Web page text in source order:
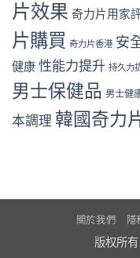
購
時
機〉
中
性
購
買
指
南〉
學：
從
下
單
到
收
貨
一
次
看
片效果 奇力片用家
片購買 奇力片香港 安
健康 性能力提升 持久力
男士保健品 男士健
本調理 韓國奇力
關於我們 隱
版权所